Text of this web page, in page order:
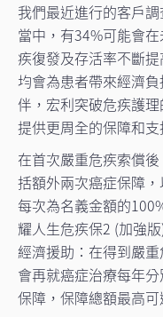
我們最近進行的客戶
當中，有34%可能會
疾復發及存活率不斷
均會為患者帶來經濟
伴，宏利突破危疾護
提供更周全的保障和
在首次嚴重危疾索償
括額外兩次癌症保障
每次為名義金額的
耀人生危疾保2 (加強
經濟援助：在得到嚴
會再就癌症治療每年
保障，保障總額最高